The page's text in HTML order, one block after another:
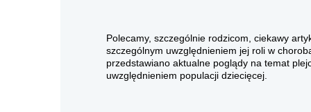
Polecamy, szczególnie rodzicom, ciekawy
szczególnym uwzględnieniem jej roli w
przedstawiano aktualne poglądy na temat
uwzględnieniem populacji dziecięcej.